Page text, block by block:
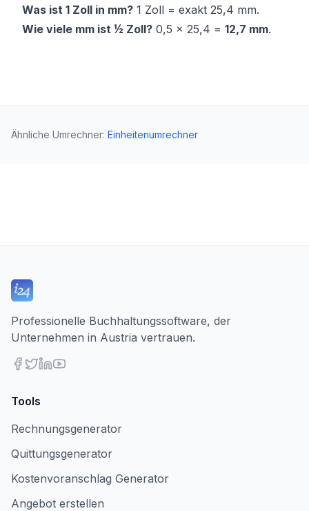
Was ist 1 Zoll in mm? 1 Zoll = exakt 25,4 mm.
Wie viele mm ist ½ Zoll? 0,5 × 25,4 = 12,7 mm.
Ähnliche Umrechner: Einheitenumrechner
Professionelle Buchhaltungssoftware, der
Unternehmen in Austria vertrauen.
Tools
Rechnungsgenerator
Quittungsgenerator
Kostenvoranschlag Generator
Angebot erstellen